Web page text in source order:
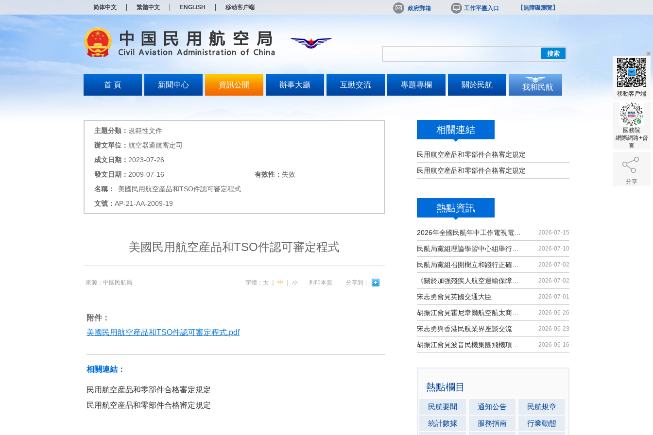
简体中文 繁體中文 ENGLISH 移动客户端 政府郵箱 工作平臺入口 【無障礙瀏覽】
搜索
首 頁 新聞中心 資訊公開 辦事大廳 互動交流 專題專欄 關於民航 我和民航
相關連結
民用航空産品和零部件合格審定規定
民用航空産品和零部件合格審定規定
熱點資訊
2026-07-15
2026-07-10
2026-07-02
2026-07-02
宋志勇會見英國交通大臣 2026-07-01
2026-06-26
宋志勇與香港民航業界座談交流 2026-06-23
2026-06-16
熱點欄目
民航要聞 通知公告
民航規章
統計數據
服務指南 行業動態
主題分類： 規範性文件
辦文單位： 航空器適航審定司
成文日期： 2023-07-26
發文日期： 2009-07-16 有效性： 失效
名稱：
美國民用航空産品和TSO件認可審定程式
文號： AP-21-AA-2009-19
美國民用航空産品和TSO件認可審定程式
來源：中國民航局 字體： 大 中 小 列印本頁 分享到：
附件：
美國民用航空産品和TSO件認可審定程式.pdf
相關連結：
民用航空産品和零部件合格審定規定
民用航空産品和零部件合格審定規定
移動客戶端
國務院
網際網路+督
查
分享
打
无
障